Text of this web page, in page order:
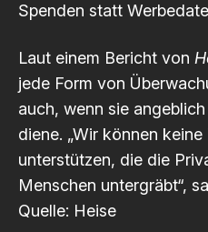
Spenden statt
Laut einem Bericht von
jede Form von
auch, wenn sie
diene. „Wir können
unterstützen, die die
Menschen untergräbt“,
Quelle: Heise